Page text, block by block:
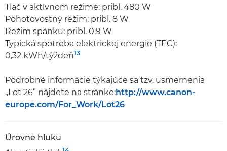
Tlač v aktívnom režime: pribl. 480 W
Pohotovostný režim: pribl. 8 W
Režim spánku: pribl. 0,9 W
Typická spotreba elektrickej energie (TEC):
0,32 kWh/týždeň13
Podrobné informácie týkajúce sa tzv. usmernenia
„Lot 26“ nájdete na stránke:http://www.canon-
europe.com/For_Work/Lot26
Úrovne hluku